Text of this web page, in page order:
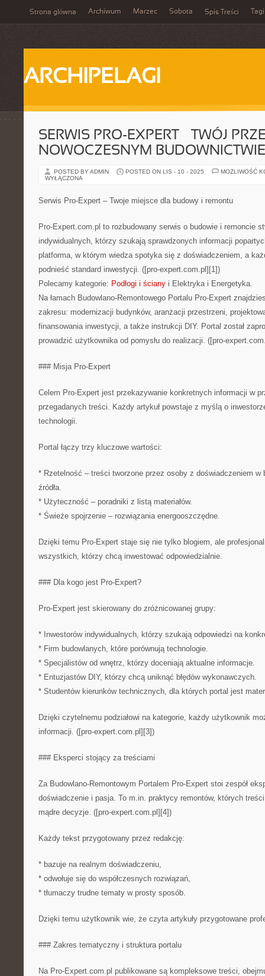
Strona główna Archiwum Marzec Sobota Spis Treści Tagi
ARCHIPELAGI
SERWIS PRO-EXPERT – TWÓJ
NOWOCZESNYM BUDOWNICTWIE
POSTED BY ADMIN POSTED ON LIS - 10 - 2025
MOŻLIWOŚĆ
WYŁĄCZONA
Serwis Pro-Expert – Twoje miejsce dla budowy i remontu
Pro-Expert.com.pl to rozbudowany serwis o budowie i remoncie
indywidualnych, którzy szukają sprawdzonych informacji
platforma, w którym wiedza spotyka się z doświadczeniem, a
podnieść standard inwestycji. ([pro-expert.com.pl][1])
Polecamy kategorie: Podłogi i ściany i Elektryka i Energetyka.
Na łamach Budowlano-Remontowego Portalu Pro-Expert
zakresu: modernizacji budynków, aranżacji przestrzeni,
finansowania inwestycji, a także instrukcji DIY. Portal został
prowadzić użytkownika od pomysłu do realizacji. ([pro-
### Misja Pro-Expert
Celem Pro-Expert jest przekazywanie konkretnych informacji w
przegadanych treści. Każdy artykuł powstaje z myślą o
technologii.
Portal łączy trzy kluczowe wartości:
* Rzetelność – treści tworzone przez osoby z doświadczeniem w
źródła.
* Użyteczność – poradniki z listą materiałów.
* Świeże spojrzenie – rozwiązania energooszczędne.
Dzięki temu Pro-Expert staje się nie tylko blogiem, ale
wszystkich, którzy chcą inwestować odpowiedzialnie.
### Dla kogo jest Pro-Expert?
Pro-Expert jest skierowany do zróżnicowanej grupy:
* Inwestorów indywidualnych, którzy szukają odpowiedzi na
* Firm budowlanych, które porównują technologie.
* Specjalistów od wnętrz, którzy doceniają aktualne informacje.
* Entuzjastów DIY, którzy chcą uniknąć błędów wykonawczych.
* Studentów kierunków technicznych, dla których portal jest
Dzięki czytelnemu podziałowi na kategorie, każdy użytkownik
informacji. ([pro-expert.com.pl][3])
### Eksperci stojący za treściami
Za Budowlano-Remontowym Portalem Pro-Expert stoi zespół
doświadczenie i pasja. To m.in. praktycy remontów, których
mądre decyzje. ([pro-expert.com.pl][4])
Każdy tekst przygotowany przez redakcję:
* bazuje na realnym doświadczeniu,
* odwołuje się do współczesnych rozwiązań,
* tłumaczy trudne tematy w prosty sposób.
Dzięki temu użytkownik wie, że czyta artykuły przygotowane
### Zakres tematyczny i struktura portalu
Na Pro-Expert.com.pl publikowane są kompleksowe treści,